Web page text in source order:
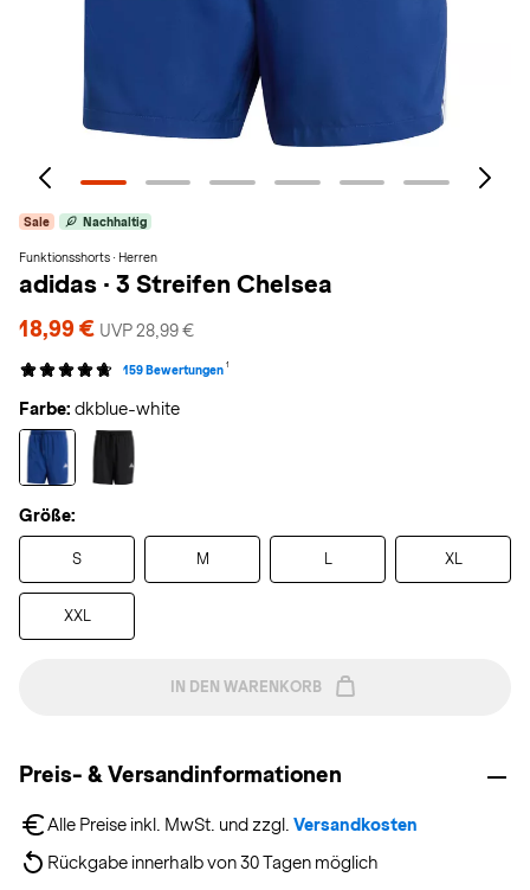
Sale Nachhaltig
Funktionsshorts · Herren
adidas · 3 Streifen Chelsea
18,99 € UVP 28,99 €
159 Bewertungen 1
Farbe: dkblue-white
Größe:
S M L XL
XXL
IN DEN WARENKORB
Preis- & Versandinformationen
Alle Preise inkl. MwSt. und zzgl. Versandkosten
Rückgabe innerhalb von 30 Tagen möglich